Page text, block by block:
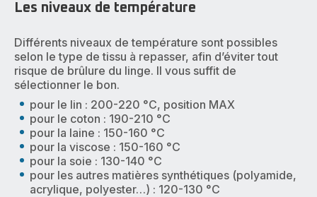
Les niveaux de température
Différents niveaux de température sont possibles
selon le type de tissu à repasser, afin d’éviter tout
risque de brûlure du linge. Il vous suffit de
sélectionner le bon.
pour le lin : 200-220 °C, position MAX
pour le coton : 190-210 °C
pour la laine : 150-160 °C
pour la viscose : 150-160 °C
pour la soie : 130-140 °C
pour les autres matières synthétiques (polyamide,
acrylique, polyester…) : 120-130 °C